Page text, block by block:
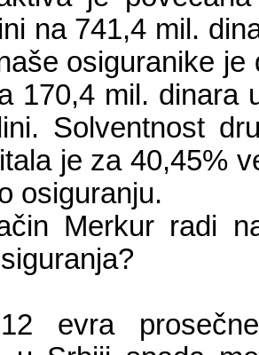
na 741,4 mil.
osiguranike
170,4 mil. dinara
Solventnost
je za 40,45%
osiguranju.
Merkur radi
evra